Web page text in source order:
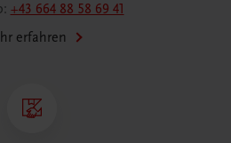
+43 664 88 58 69 41
erfahren